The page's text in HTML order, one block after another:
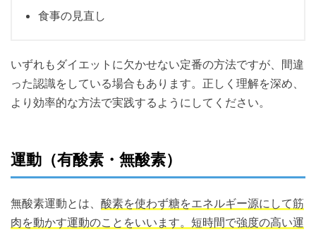
食事の見直し
いずれもダイエットに欠かせない定番の方法ですが、間違
った認識をしている場合もあります。正しく理解を深め、
より効率的な方法で実践するようにしてください。
運動（有酸素・無酸素）
無酸素運動とは、 酸素を使わず糖をエネルギー源にして筋
肉を動かす運動のことをいいます。短時間で強度の高い運